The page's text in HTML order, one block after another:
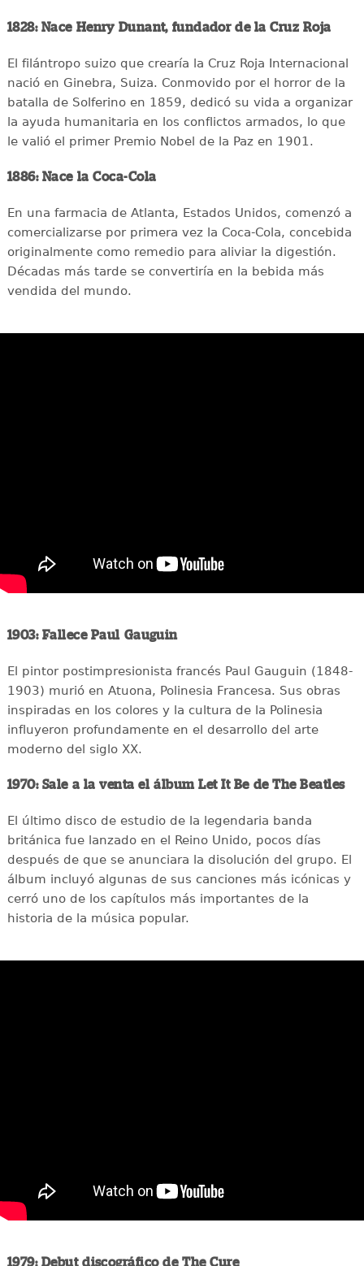
1828: Nace Henry Dunant, fundador de la Cruz Roja
El filántropo suizo que crearía la Cruz Roja Internacional
nació en Ginebra, Suiza. Conmovido por el horror de la
batalla de Solferino en 1859, dedicó su vida a organizar
la ayuda humanitaria en los conflictos armados, lo que
le valió el primer Premio Nobel de la Paz en 1901.
1886: Nace la Coca-Cola
En una farmacia de Atlanta, Estados Unidos, comenzó a
comercializarse por primera vez la Coca-Cola, concebida
originalmente como remedio para aliviar la digestión.
Décadas más tarde se convertiría en la bebida más
vendida del mundo.
1903: Fallece Paul Gauguin
El pintor postimpresionista francés Paul Gauguin (1848-
1903) murió en Atuona, Polinesia Francesa. Sus obras
inspiradas en los colores y la cultura de la Polinesia
influyeron profundamente en el desarrollo del arte
moderno del siglo XX.
1970: Sale a la venta el álbum Let It Be de The Beatles
El último disco de estudio de la legendaria banda
británica fue lanzado en el Reino Unido, pocos días
después de que se anunciara la disolución del grupo. El
álbum incluyó algunas de sus canciones más icónicas y
cerró uno de los capítulos más importantes de la
historia de la música popular.
1979: Debut discográfico de The Cure